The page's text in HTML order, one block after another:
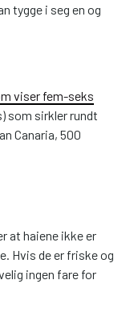
tygge i seg en og
viser fem-seks
som sirkler rundt
Canaria, 500
at haiene ikke er
Hvis de er friske og
ingen fare for